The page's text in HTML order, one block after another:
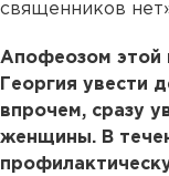
священников
Апофеозом этой
Георгия увести
впрочем, сразу
женщины. В